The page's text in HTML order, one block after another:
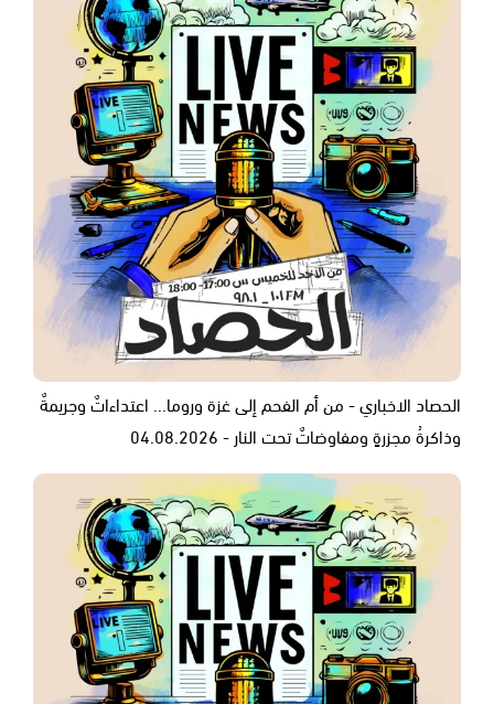
الحصاد الاخباري - من أم الفحم إلى غزة وروما... اعتداءاتٌ وجريمةٌ
وذاكرةُ مجزرةٍ ومفاوضاتٌ تحت النار - 04.08.2026